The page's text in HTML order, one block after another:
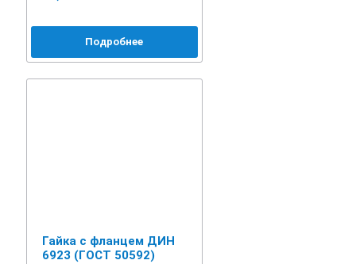
Подробнее
Гайка с фланцем ДИН
6923 (ГОСТ 50592)